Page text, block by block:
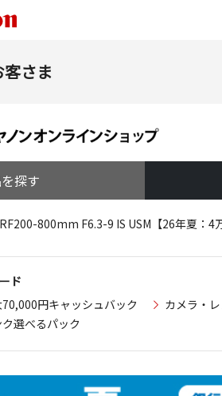
さま
探す
800mm F6.3-9 IS USM【26年夏：4
ド
円キャッシュバック
カメラ・
選べるパック